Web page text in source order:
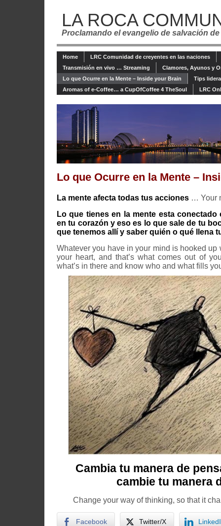
LA ROCA
Proclamando el evangelio de salvación
Home
LRC Comunidad de creyentes en las naciones
Transmisión en vivo … Streaming
Clamores, Ayunos y
Lo que Ocurre en la Mente – Inside your Brain
Tips
Aromas of e-Coffee… a CupOfCoffee 4 TheSoul
LRC
Lo que Ocurre en la Mente –
La mente afecta todas tus acciones … Your
Lo que tienes en la mente esta
en tu corazón y eso es lo que sale de tu
que tenemos allí y saber quién o qué llena
Whatever you have in your mind is hooked
your heart, and that’s what comes out of
what’s in there and know who and what fills
Cambia tu manera de
cambie tu manera
Change your way of thinking, so that it
Facebook Twitter/X